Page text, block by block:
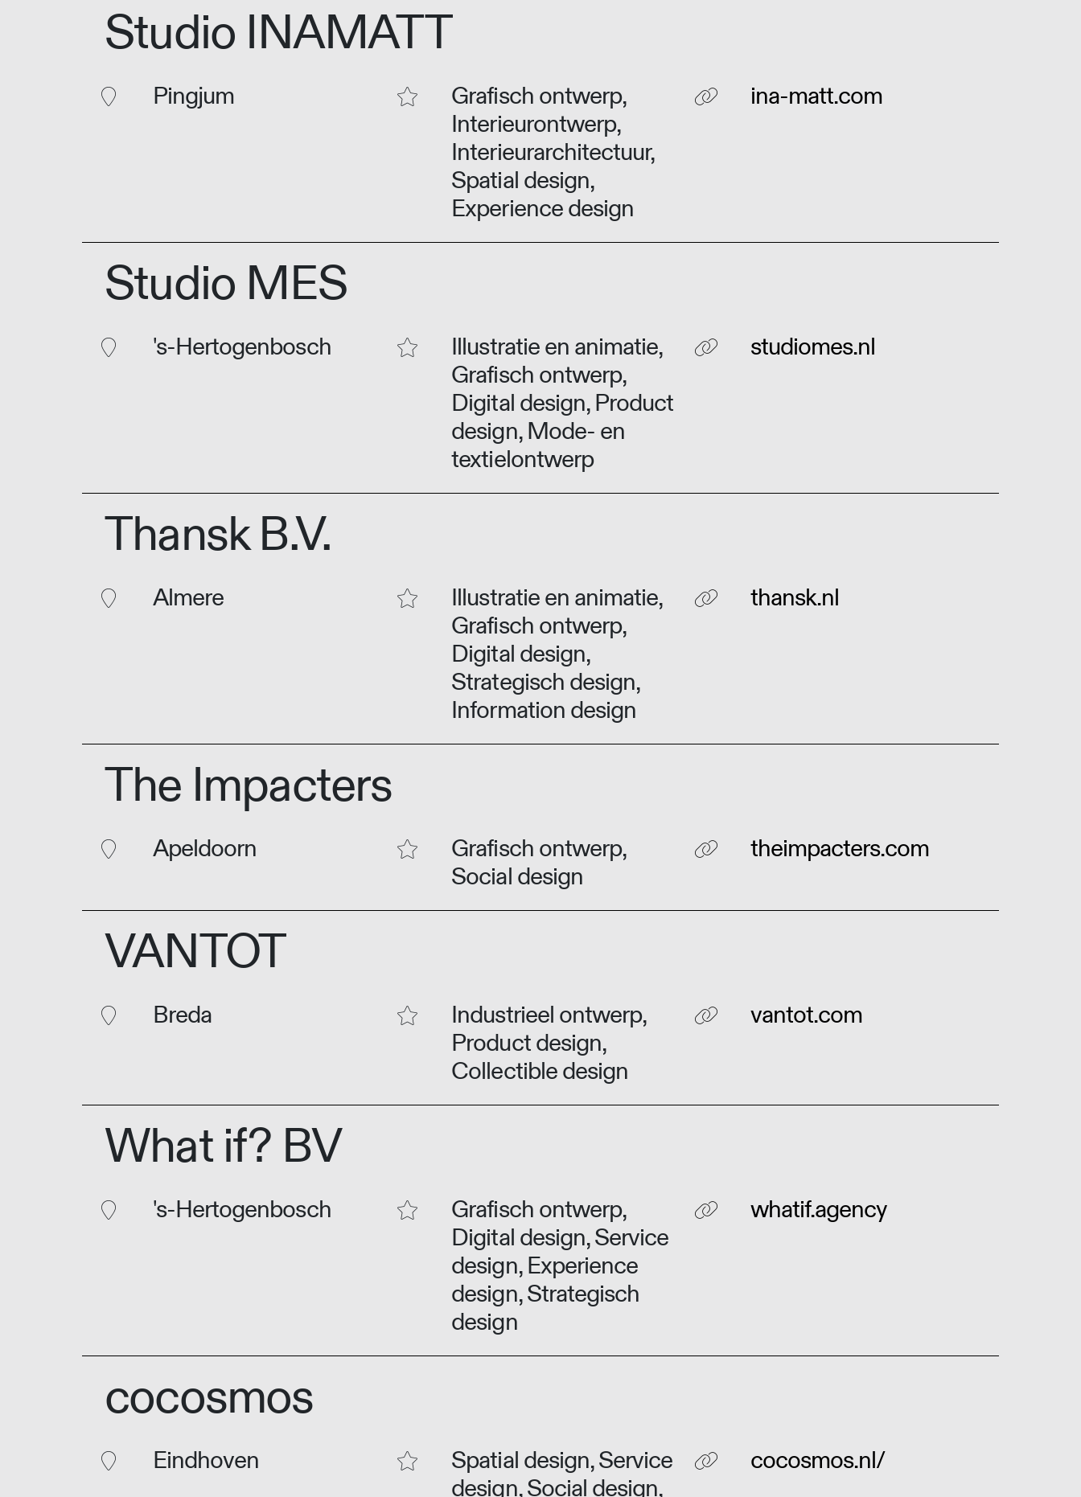
Studio INAMATT
Pingjum
Grafisch ontwerp,
Interieurontwerp,
Interieurarchitectuur,
Spatial design,
Experience design
ina-matt.com
Studio MES
's-Hertogenbosch
Illustratie en animatie,
Grafisch ontwerp,
Digital design, Product
design, Mode- en
textielontwerp
studiomes.nl
Thansk B.V.
Almere
Illustratie en animatie,
Grafisch ontwerp,
Digital design,
Strategisch design,
Information design
thansk.nl
The Impacters
Apeldoorn
Grafisch ontwerp,
Social design
theimpacters.com
VANTOT
Breda
Industrieel ontwerp,
Product design,
Collectible design
vantot.com
What if? BV
's-Hertogenbosch
Grafisch ontwerp,
Digital design, Service
design, Experience
design, Strategisch
design
whatif.agency
cocosmos
Eindhoven
Spatial design, Service
design, Social design,
cocosmos.nl/